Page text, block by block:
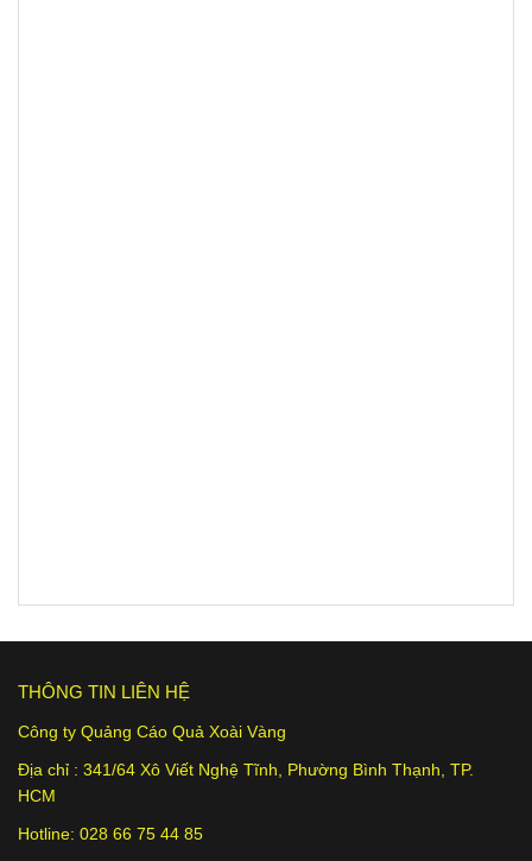
THÔNG TIN LIÊN HỆ
Công ty Quảng Cáo Quả Xoài Vàng
Địa chỉ : 341/64 Xô Viết Nghệ Tĩnh , Phường Bình Thạnh, TP.
HCM
Hotline: 028 66 75 44 85